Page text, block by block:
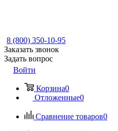
8 (800) 350-10-95
Заказать звонок
Задать вопрос
Войти
Корзина0
Отложенные0
Сравнение товаров0